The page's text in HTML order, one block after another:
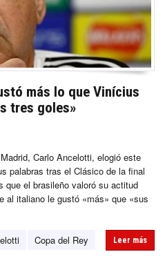
más lo que Vinícius
tres goles»
Carlo Ancelotti, elogió este
palabras tras el Clásico de la final
que el brasileño valoró su actitud
al italiano le gustó «más» que «sus
Copa del Rey
Leer más